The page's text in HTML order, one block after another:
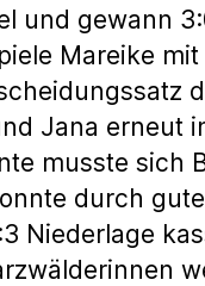
und gewann
Mareike
Jana erneut
musste sich
durch
Niederlage